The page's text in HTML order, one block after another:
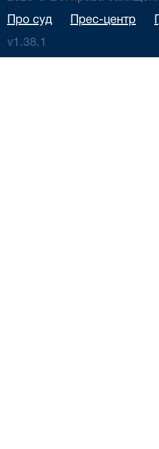
Про суд Прес-центр
v1.38.1